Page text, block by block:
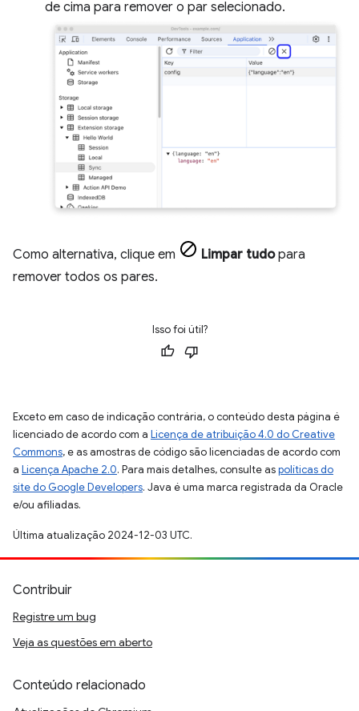
de cima para remover o par selecionado.
Como alternativa, clique em Limpar tudopara
remover todos os pares.
Isso foi útil?
Exceto em caso de indicação contrária, o conteúdo desta página é
licenciado de acordo com a Licença de atribuição 4.0 do Creative
Commons, e as amostras de código são licenciadas de acordo com
a Licença Apache 2.0. Para mais detalhes, consulte aspolíticas do
site do Google Developers. Java é uma marca registrada da Oracle
e/ou afiliadas.
Última atualização 2024-12-03 UTC.
Contribuir
Registre um bug
Veja as questões em aberto
Conteúdo relacionado